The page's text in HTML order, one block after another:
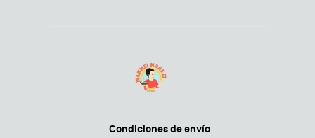
Condiciones de envío